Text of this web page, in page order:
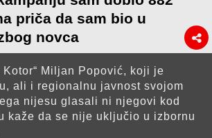
priča da sam bio u
novca
Kotor“ Miljan Popović, koji je
ali i regionalnu javnost svojom
nijesu glasali ni njegovi kod
kaže da se nije uključio u izbornu